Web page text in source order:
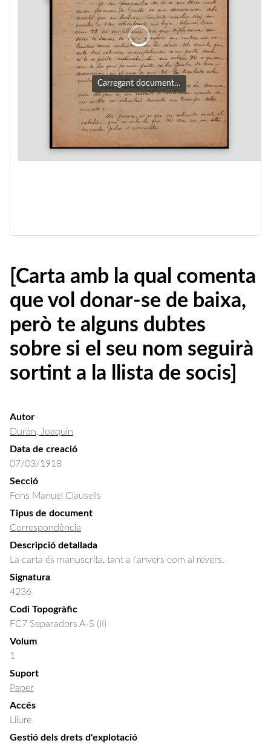
Carregant document…
[Carta amb la qual comenta
que vol donar-se de baixa,
però te alguns dubtes
sobre si el seu nom seguirà
sortint a la llista de socis]
Autor
Durán, Joaquin
Data de creació
07/03/1918
Secció
Fons Manuel Clausells
Tipus de document
Correspondència
Descripció detallada
La carta és manuscrita, tant a l'anvers com al revers.
Signatura
4236
Codi Topogràfic
FC7 Separadors A-S (II)
Volum
1
Suport
Paper
Accés
Lliure
Gestió dels drets d'explotació